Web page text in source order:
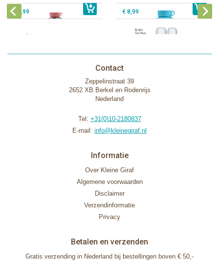
€ 9,99 € 8,99
Contact
Zeppelinstraat 39
2652 XB Berkel en Rodenrijs
Nederland
Tel: +31(0)10-2180837
E-mail: info@kleinegiraf.nl
Informatie
Over Kleine Giraf
Algemene voorwaarden
Disclaimer
Verzendinformatie
Privacy
Betalen en verzenden
Gratis verzending in Nederland bij bestellingen boven € 50,-